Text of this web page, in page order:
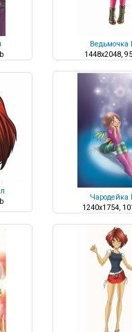
Ведьмочка
1448x2048,
Чародейка
1240x1754,